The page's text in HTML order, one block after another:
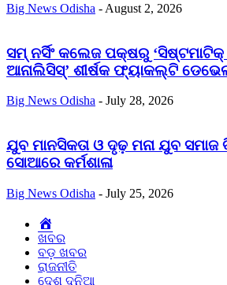
Big News Odisha - August 2, 2026
ସମ୍ ନର୍ସିଂ କଲେଜ ପକ୍ଷରୁ
ଆନାଲିସିସ୍‌’ ଶୀର୍ଷକ ଫ୍ୟାକଲ୍ଟି
Big News Odisha - July 28, 2026
ଯୁବ ମାନସିକତା ଓ ଦୃଢ଼ ମନା ଯୁବ
ସୋଆରେ କର୍ମଶାଳା
Big News Odisha - July 25, 2026
ଖବର
ବଡ଼ ଖବର
ରାଜନୀତି
ଦେଶ ଦୁନିଆ